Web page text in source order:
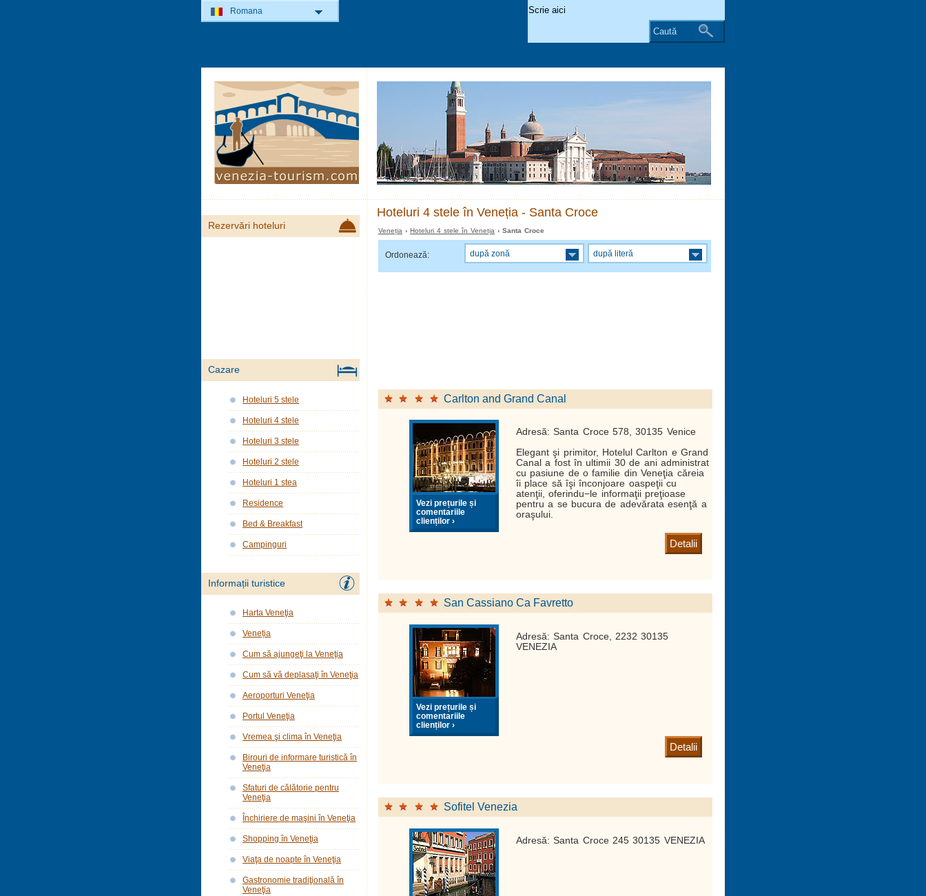
Hoteluri 4 stele în Veneția - Santa Croce
Veneția ›Hoteluri 4 stele în Veneția › Santa Croce
Ordonează: după zonă după literă
Carlton and Grand Canal
Vezi prețurile și
comentariile
clienților ›
Adresă: Santa Croce 578, 30135 Venice
Elegant şi primitor, Hotelul Carlton e Grand
Canal a fost în ultimii 30 de ani administrat
cu pasiune de o familie din Veneţia căreia
îi place să îşi înconjoare oaspeţii cu
atenţii, oferindu−le informaţii preţioase
pentru a se bucura de adevărata esenţă a
oraşului.
Detalii
San Cassiano Ca Favretto
Vezi prețurile și
comentariile
clienților ›
Adresă: Santa Croce, 2232 30135
VENEZIA
Detalii
Sofitel Venezia
Adresă: Santa Croce 245 30135 VENEZIA
Rezervări hoteluri
Cazare
Hoteluri 5 stele
Hoteluri 4 stele
Hoteluri 3 stele
Hoteluri 2 stele
Hoteluri 1 stea
Residence
Bed & Breakfast
Campinguri
Informații turistice
Harta Veneţia
Veneția
Cum să ajungeţi la Veneţia
Cum să vă deplasaţi în Veneţia
Aeroporturi Veneţia
Portul Veneţia
Vremea şi clima în Veneţia
Birouri de informare turistică în
Veneţia
Sfaturi de călătorie pentru
Veneţia
Închiriere de maşini în Veneţia
Shopping în Veneţia
Viaţa de noapte în Veneţia
Gastronomie tradiţională în
Veneţia
Romana
Caută